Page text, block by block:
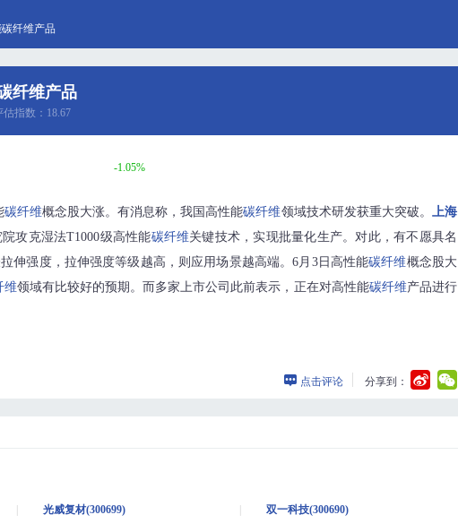
纤维产品
纤维产品
指数：18.67
-1.05%
碳纤维概念股大涨。有消息称，我国高性能碳纤维领域技术研发获重大突破。
上海
攻克湿法T1000级高性能碳纤维关键技术，实现批量化生产。对此，有不愿具名
伸强度，拉伸强度等级越高，则应用场景越高端。6月3日高性能碳纤维概念股大
维领域有比较好的预期。而多家上市公司此前表示，正在对高性能碳纤维产品进行
点击评论 分享到：
光威复材(300699) 双一科技(300690)